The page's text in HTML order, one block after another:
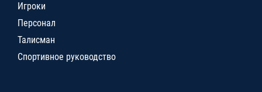
Игроки
Персонал
Талисман
Спортивное руководство